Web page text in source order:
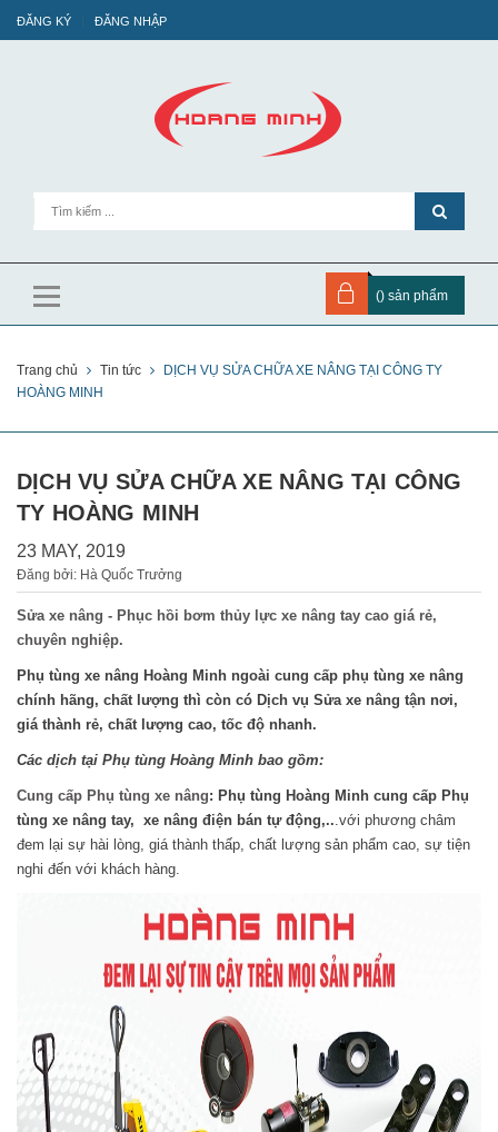
ĐĂNG KÝ ĐĂNG NHẬP
() sản phẩm
Trang chủ Tin tức
DỊCH VỤ SỬA CHỮA XE NÂNG TẠI CÔNG TY
HOÀNG MINH
DỊCH VỤ SỬA CHỮA XE NÂNG TẠI CÔNG
TY HOÀNG MINH
23 MAY, 2019
Đăng bởi: Hà Quốc Trưởng
Sửa xe nâng - Phục hồi bơm thủy lực xe nâng tay cao giá rẻ,
chuyên nghiệp.
Phụ tùng xe nâng Hoàng Minh ngoài cung cấp phụ tùng xe nâng
chính hãng, chất lượng thì còn có Dịch vụ Sửa xe nâng tận nơi,
giá thành rẻ, chất lượng cao, tốc độ nhanh.
Các dịch tại Phụ tùng Hoàng Minh bao gồm:
Cung cấp Phụ tùng xe nâng: Phụ tùng Hoàng Minh cung cấp Phụ
tùng xe nâng tay, xe nâng điện bán tự động,...với phương châm
đem lại sự hài lòng, giá thành thấp, chất lượng sản phẩm cao, sự tiện
nghi đến với khách hàng.